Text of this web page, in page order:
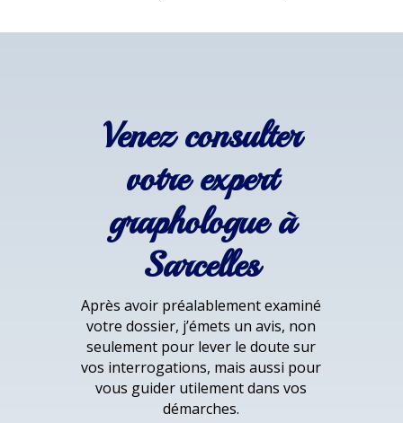
Venez consulter
votre expert
graphologue à
Sarcelles
Après avoir préalablement examiné
votre dossier, j’émets un avis, non
seulement pour lever le doute sur
vos interrogations, mais aussi pour
vous guider utilement dans vos
démarches.